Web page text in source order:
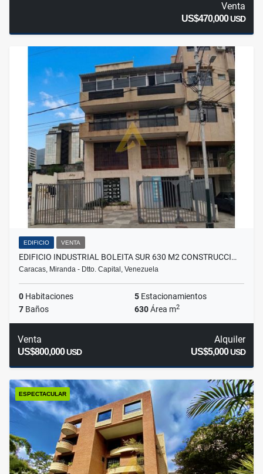
Venta
US$470,000USD
EDIFICIO VENTA
EDIFICIO INDUSTRIAL BOLEITA SUR 630 M2 CONSTRUCCI…
Caracas, Miranda - Dtto. Capital, Venezuela
0 Habitaciones 5 Estacionamientos
7 Baños 630Área m2
Venta
US$800,000USD
Alquiler
US$5,000USD
ESPECTACULAR